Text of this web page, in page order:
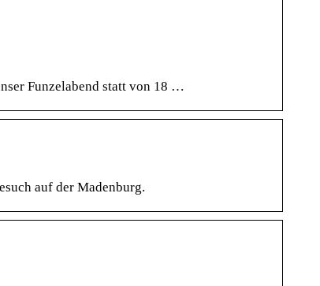
Funzelabend statt von 18 …
auf der Madenburg.